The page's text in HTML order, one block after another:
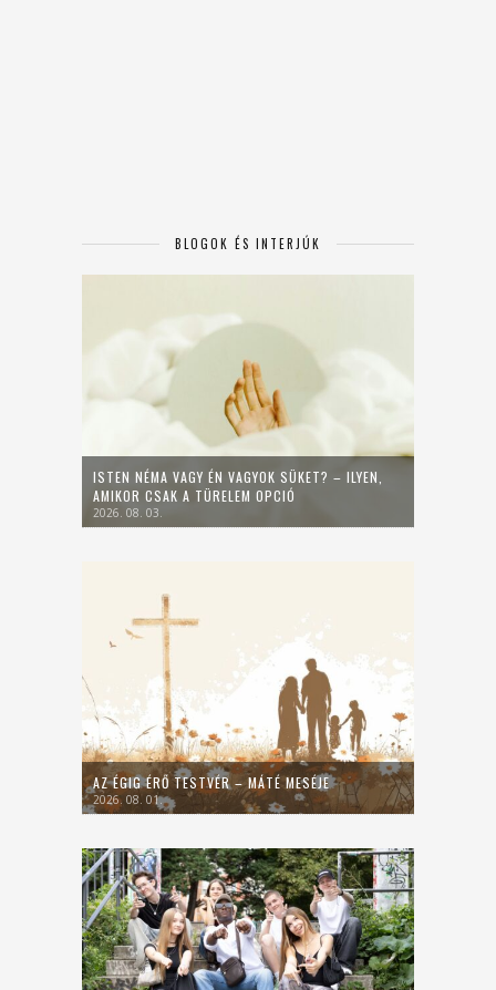
BLOGOK ÉS INTERJÚK
ISTEN NÉMA VAGY ÉN VAGYOK SÜKET? – ILYEN,
AMIKOR CSAK A TÜRELEM OPCIÓ
2026. 08. 03.
AZ ÉGIG ÉRŐ TESTVÉR – MÁTÉ MESÉJE
2026. 08. 01.